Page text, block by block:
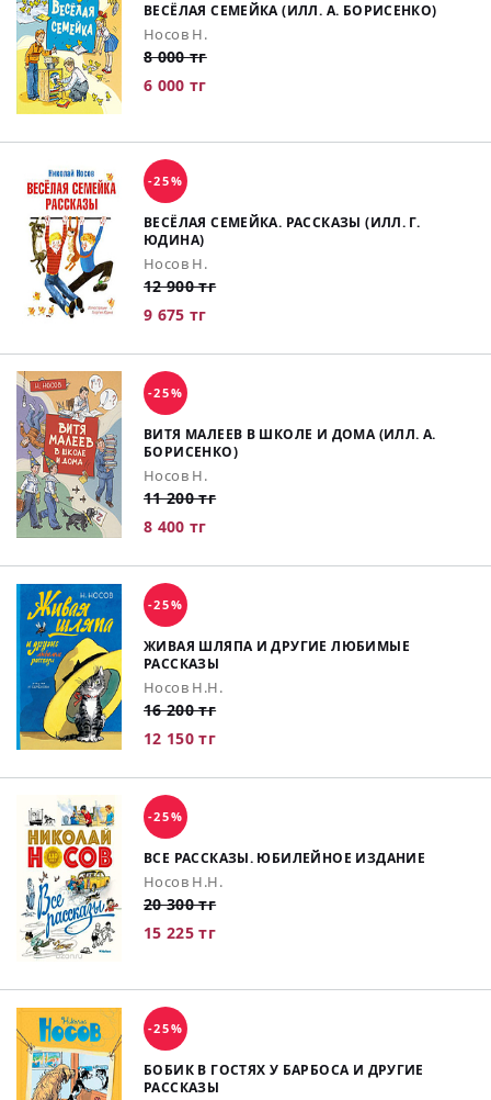
ВЕСЁЛАЯ СЕМЕЙКА (ИЛЛ. А. БОРИСЕНКО)
Носов Н.
8 000 тг
6 000 тг
-25%
ВЕСЁЛАЯ СЕМЕЙКА. РАССКАЗЫ (ИЛЛ. Г.
ЮДИНА)
Носов Н.
12 900 тг
9 675 тг
-25%
ВИТЯ МАЛЕЕВ В ШКОЛЕ И ДОМА (ИЛЛ. А.
БОРИСЕНКО)
Носов Н.
11 200 тг
8 400 тг
-25%
ЖИВАЯ ШЛЯПА И ДРУГИЕ ЛЮБИМЫЕ
РАССКАЗЫ
Носов Н.Н.
16 200 тг
12 150 тг
-25%
ВСЕ РАССКАЗЫ. ЮБИЛЕЙНОЕ ИЗДАНИЕ
Носов Н.Н.
20 300 тг
15 225 тг
-25%
БОБИК В ГОСТЯХ У БАРБОСА И ДРУГИЕ
РАССКАЗЫ